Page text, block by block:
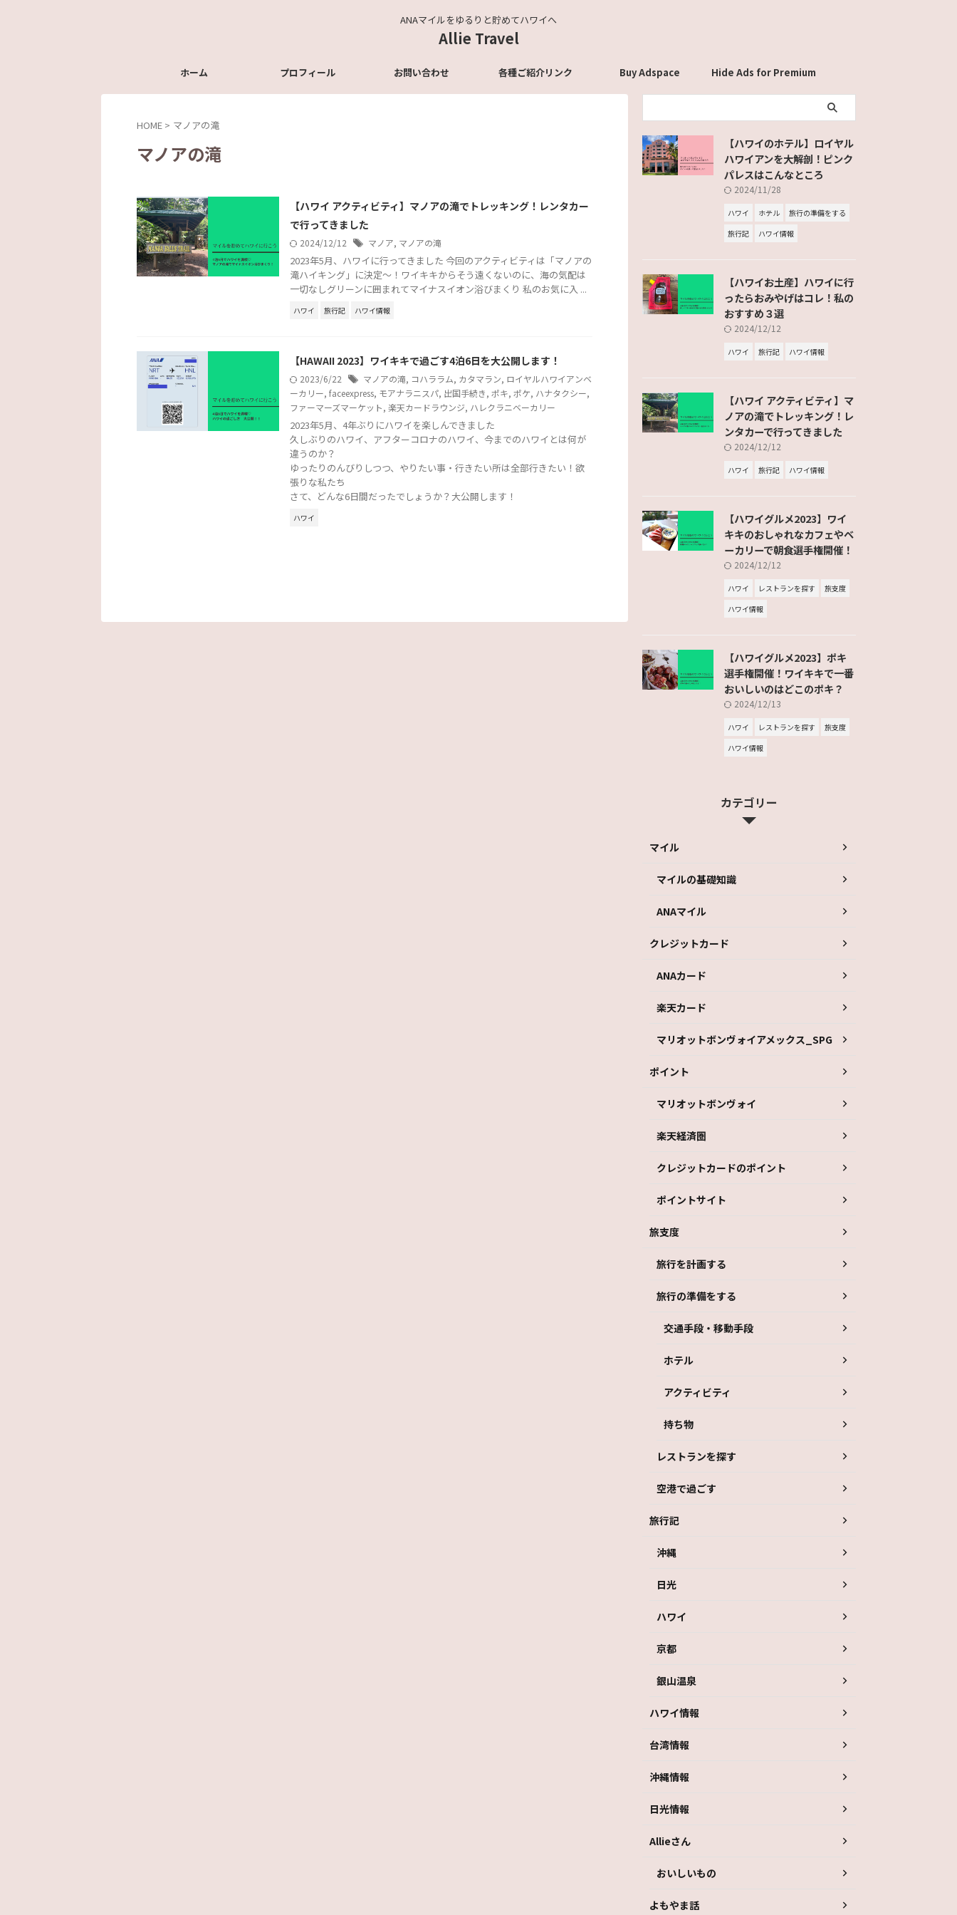
ANAマイルをゆるりと貯めてハワイへ
Allie Travel
ホーム プロフィール お問い合わせ 各種ご紹介リンク Buy Adspace Hide Ads for Premium
HOME > マノアの滝
マノアの滝
【ハワイ アクティビティ】マノアの滝でトレッキング！レンタカー
で行ってきました
2024/12/12 マノア, マノアの滝
2023年5月、ハワイに行ってきました 今回のアクティビティは「マノアの
滝ハイキング」に決定～！ワイキキからそう遠くないのに、海の気配は
一切なしグリーンに囲まれてマイナスイオン浴びまくり 私のお気に入 ...
ハワイ 旅行記 ハワイ情報
【HAWAII 2023】ワイキキで過ごす4泊6日を大公開します！
2023/6/22 マノアの滝, コハララム, カタマラン, ロイヤルハワイアンベ
ーカリー, faceexpress, モアナラニスパ, 出国手続き, ポキ, ポケ, ハナタクシー,
ファーマーズマーケット, 楽天カードラウンジ, ハレクラニベーカリー
2023年5月、4年ぶりにハワイを楽しんできました
久しぶりのハワイ、アフターコロナのハワイ、今までのハワイとは何が
違うのか？
ゆったりのんびりしつつ、やりたい事・行きたい所は全部行きたい！欲
張りな私たち
さて、どんな6日間だったでしょうか？大公開します！
ハワイ
【ハワイのホテル】ロイヤル
ハワイアンを大解剖！ピンク
パレスはこんなところ
2024/11/28
ハワイ ホテル
旅行の準備をする
旅行記
ハワイ情報
【ハワイお土産】ハワイに行
ったらおみやげはコレ！私の
おすすめ３選
2024/12/12
ハワイ 旅行記 ハワイ情報
【ハワイ アクティビティ】マ
ノアの滝でトレッキング！レ
ンタカーで行ってきました
2024/12/12
ハワイ 旅行記 ハワイ情報
【ハワイグルメ2023】ワイ
キキのおしゃれなカフェやベ
ーカリーで朝食選手権開催！
2024/12/12
ハワイ レストランを探す
旅支度
ハワイ情報
【ハワイグルメ2023】ポキ
選手権開催！ワイキキで一番
おいしいのはどこのポキ？
2024/12/13
ハワイ レストランを探す
旅支度
ハワイ情報
カテゴリー
マイル
マイルの基礎知識
ANAマイル
クレジットカード
ANAカード
楽天カード
マリオットボンヴォイアメックス_SPG
ポイント
マリオットボンヴォイ
楽天経済圏
クレジットカードのポイント
ポイントサイト
旅支度
旅行を計画する
旅行の準備をする
交通手段・移動手段
ホテル
アクティビティ
持ち物
レストランを探す
空港で過ごす
旅行記
沖縄
日光
ハワイ
京都
銀山温泉
ハワイ情報
台湾情報
沖縄情報
日光情報
Allieさん
おいしいもの
よもやま話